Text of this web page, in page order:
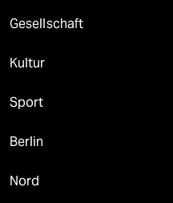
wahrheit
verlag
verlag
veranstaltungen
Gesellschaft
Kultur
Sport
Berlin
Nord